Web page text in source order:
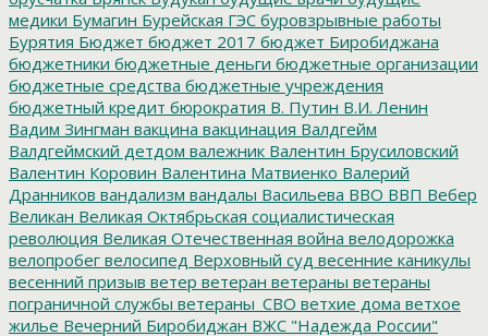
медики Бумагин Бурейская ГЭС буровзрывные работы
Бурятия Бюджет бюджет 2017 бюджет Биробиджана
бюджетники бюджетные деньги бюджетные организации
бюджетные средства бюджетные учреждения
бюджетный кредит бюрократия В. Путин В.И. Ленин
Вадим Зингман вакцина вакцинация Валдгейм
Валдгеймский детдом валежник Валентин Брусиловский
Валентин Коровин Валентина Матвиенко Валерий
Дранников вандализм вандалы Васильева ВВО ВВП Вебер
Великан Великая Октябрьская социалистическая
революция Великая Отечественная война велодорожка
велопробег велосипед Верховный суд весенние каникулы
весенний призыв ветер ветеран ветераны ветераны
пограничной службы ветераны_СВО ветхие дома ветхое
жилье Вечерний Биробиджан ВЖС "Надежда России"